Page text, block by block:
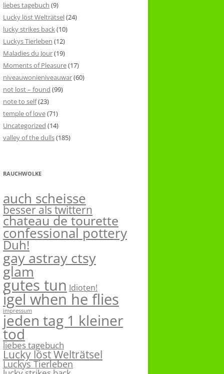
liebes tagebuch (9)
Lucky löst Welträtsel(24)
lucky strikes back(10)
Luckys Tierleben (12)
Maladies du Jour(19)
Moments of Pleasure(17)
niveauwonieniveauwar(60)
not lost – found (99)
note to self(23)
temple of love(71)
Uncategorized (14)
valley of the dulls(185)
RAUCHWOLKE
auch scheisse
besser als twittern
chateau de tourette
confessional pottery
Duh!
gay astray ctsy
glam
gutes tun Idioten!
igel when he flies
impressum
jeden tag 1 kleiner
tod
liebes tagebuch
Lucky löst Welträtsel
Luckys Tierleben